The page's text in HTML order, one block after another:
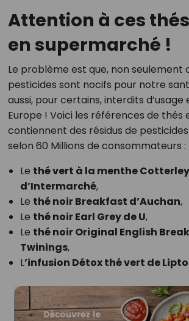
Attention à ces
en supermarché !
Le problème est que, non seulement
pesticides sont nocifs pour notre
aussi, pour certains, interdits d’usage
Europe ! Voici les références de thés
contiennent des résidus de
selon 60 Millions de consommateurs :
Le thé vert à la menthe Cotterley
d’Intermarché,
Le thé noir Breakfast d’Auchan,
Le thé noir Earl Grey de U,
Le thé noir Original English
Twinings,
L’infusion Détox thé vert de